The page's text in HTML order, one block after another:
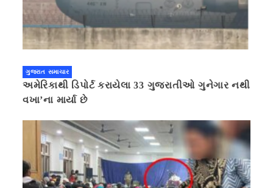
ગુજરાત સમાચાર
અમેરિકાથી ડિપોર્ટ કરાયેલા 33 ગુજરાતીઓ ગુનેગાર નથી
વખા’ના માર્યા છે